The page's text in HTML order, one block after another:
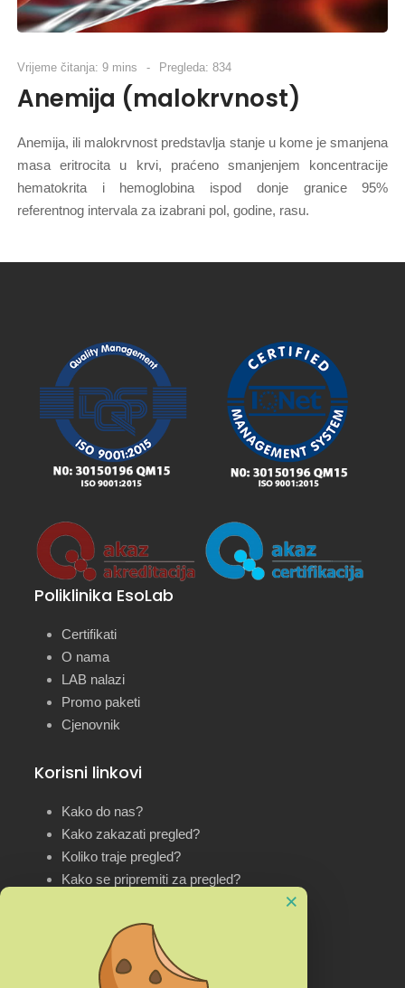
Vrijeme čitanja: 9 mins Pregleda: 834
Anemija (malokrvnost)
Anemija, ili malokrvnost predstavlja stanje u kome je smanjena
masa eritrocita u krvi, praćeno smanjenjem koncentracije
hematokrita i hemoglobina ispod donje granice 95%
referentnog intervala za izabrani pol, godine, rasu.
Poliklinika EsoLab
Certifikati
O nama
LAB nalazi
Promo paketi
Cjenovnik
Korisni linkovi
Kako do nas?
Kako zakazati pregled?
Koliko traje pregled?
Kako se pripremiti za pregled?
Kontakt informacije
Kulina Bana bb (kod Doma zdravlja), 75300
×